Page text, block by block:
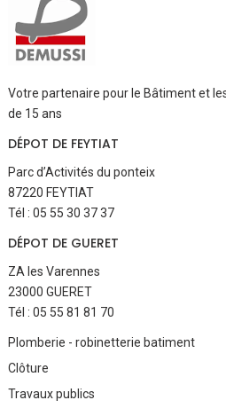
Votre partenaire pour le Bâtiment et
de 15 ans
DÉPOT DE FEYTIAT
Parc d’Activités du ponteix
87220 FEYTIAT
Tél : 05 55 30 37 37
DÉPOT DE GUERET
ZA les Varennes
23000 GUERET
Tél : 05 55 81 81 70
Aller
contenu
Plomberie - robinetterie batiment
Clôture
Travaux publics